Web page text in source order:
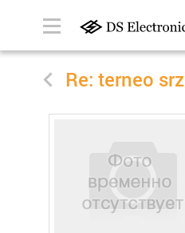
Re: terneo srz